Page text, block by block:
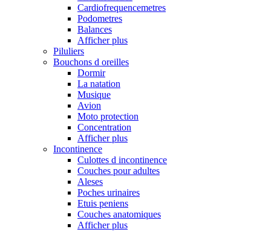
Cardiofrequencemetres
Podometres
Balances
Afficher plus
Piluliers
Bouchons d oreilles
Dormir
La natation
Musique
Avion
Moto protection
Concentration
Afficher plus
Incontinence
Culottes d incontinence
Couches pour adultes
Aleses
Poches urinaires
Etuis peniens
Couches anatomiques
Afficher plus